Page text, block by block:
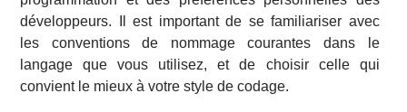
développeurs. Il est important de se familiariser avec
les conventions de nommage courantes dans le
langage que vous utilisez, et de choisir celle qui
convient le mieux à votre style de codage.